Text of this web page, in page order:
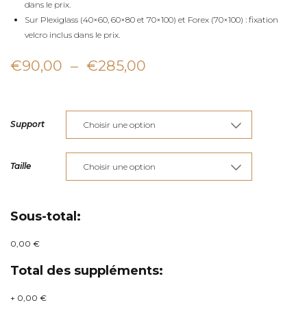
dans le prix.
Sur Plexiglass (40×60, 60×80 et 70×100) et Forex (70×100) : fixation
velcro inclus dans le prix.
€90,00 – €285,00
prix :
€90,00
à
€285,00
Support
Taille
Sous-total:
0,00 €
Total des suppléments:
+ 0,00 €